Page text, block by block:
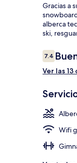
Gracias a
alberca
ski,
7.47.4 de
Ver las
Wifi